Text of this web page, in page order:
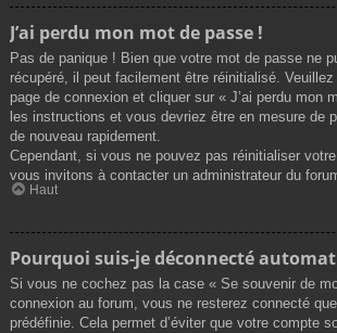
J’ai perdu mon mot de passe !
Pas de panique ! Bien que votre mot de passe ne
récupéré, il peut facilement être réinitialisé.
page de connexion et cliquer sur « J’ai perdu mon
les instructions et vous devriez être en mesure de
de nouveau rapidement.
Cependant, si vous ne pouvez pas réinitialiser
vous invitons à contacter un administrateur du
Haut
Pourquoi suis-je déconnecté
Si vous ne cochez pas la case « Se souvenir de
connexion au forum, vous ne resterez connecté
prédéfinie. Cela permet d’éviter que votre compte